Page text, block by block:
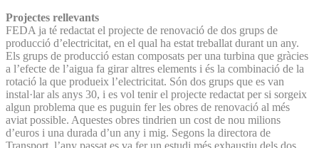
Projectes rellevants
FEDA ja té redactat el projecte de renovació de dos grups de
producció d’electricitat, en el qual ha estat treballat durant un any.
Els grups de producció estan composats per una turbina que gràcies
a l’efecte de l’aigua fa girar altres elements i és la combinació de la
rotació la que produeix l’electricitat. Són dos grups que es van
instal·lar als anys 30, i es vol tenir el projecte redactat per si sorgeix
algun problema que es puguin fer les obres de renovació al més
aviat possible. Aquestes obres tindrien un cost de nou milions
d’euros i una durada d’un any i mig. Segons la directora de
Transport, l’any passat es va fer un estudi més exhaustiu dels dos